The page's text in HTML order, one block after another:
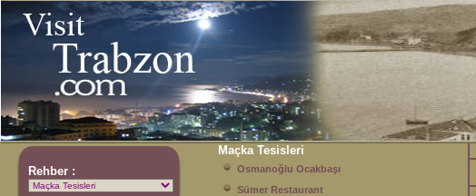
Rehber :
Maçka Tesisleri
Osmanoğlu Ocakbaşı
Sümer Restaurant